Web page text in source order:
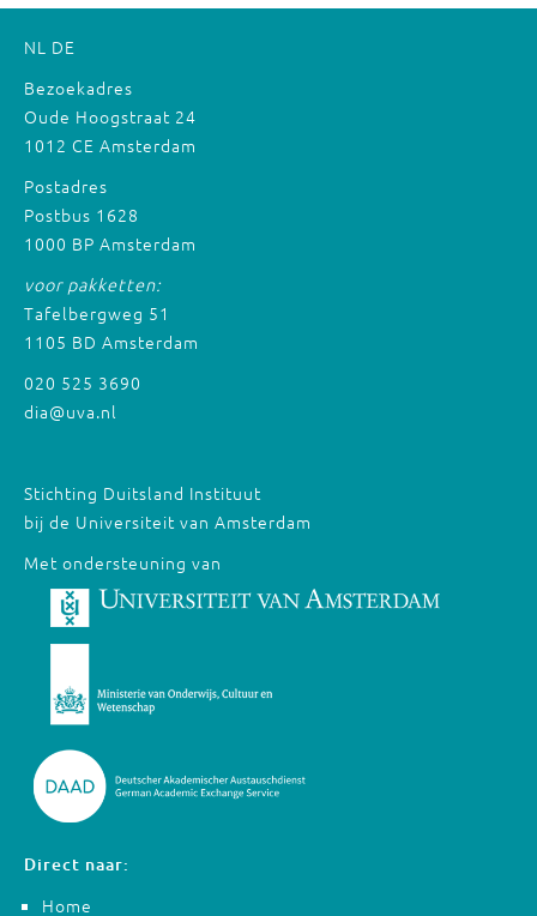
NL DE
Bezoekadres
Oude Hoogstraat 24
1012 CE Amsterdam
Postadres
Postbus 1628
1000 BP Amsterdam
voor pakketten:
Tafelbergweg 51
1105 BD Amsterdam
020 525 3690
dia@uva.nl
Stichting Duitsland Instituut
bij de Universiteit van Amsterdam
Met ondersteuning van
Direct naar:
Home